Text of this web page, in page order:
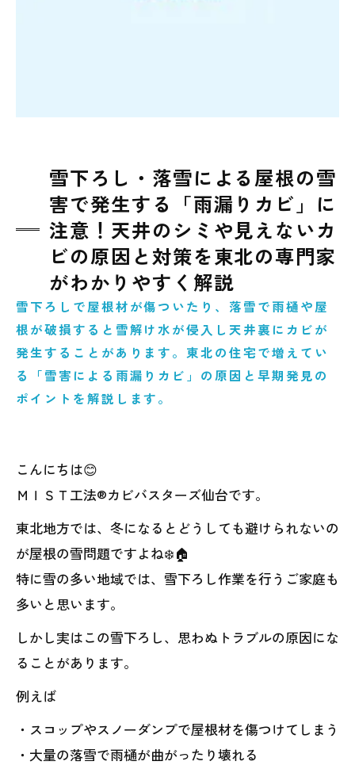
雪下ろし・落雪による屋根の雪
害で発生する「雨漏りカビ」に
注意！天井のシミや見えないカ
ビの原因と対策を東北の専門家
がわかりやすく解説
雪下ろしで屋根材が傷ついたり、落雪で雨樋や屋
根が破損すると雪解け水が侵入し天井裏にカビが
発生することがあります。東北の住宅で増えてい
る「雪害による雨漏りカビ」の原因と早期発見の
ポイントを解説します。
こんにちは😊
ＭＩＳＴ工法®カビバスターズ仙台です。
東北地方では、冬になるとどうしても避けられないの
が屋根の雪問題ですよね❄️🏠
特に雪の多い地域では、雪下ろし作業を行うご家庭も
多いと思います。
しかし実はこの雪下ろし、思わぬトラブルの原因にな
ることがあります。
例えば
・スコップやスノーダンプで屋根材を傷つけてしまう
・大量の落雪で雨樋が曲がったり壊れる